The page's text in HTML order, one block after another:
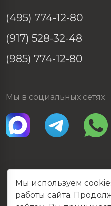
(495) 774-12-80
(917) 528-32-48
(985) 774-12-80
Мы в социальных сетях
Мы используем
работы сайта.